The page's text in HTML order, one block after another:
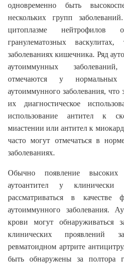
одновременно быть
нескольких групп
цитоплазме нейтрофилов
гранулематозных
заболеваниях кишечника. Ряд
аутоиммунных
отмечаются у
аутоиммунного заболевания, что
их диагностическое
использование антител к
миастении или антител к
часто могут отмечаться в
заболеваниях.
Обычно появление высоких
аутоантител у
рассматриваться в качестве
аутоиммунного заболевания.
крови могут обнаруживаться
клинических проявлений
ревматоидном артрите
быть обнаружены за полтора